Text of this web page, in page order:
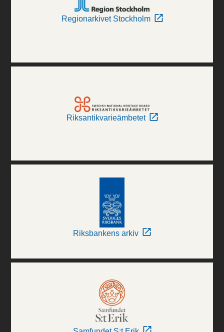
Regionarkivet Stockholm
Riksantikvarieämbetet
Riksbankens arkiv